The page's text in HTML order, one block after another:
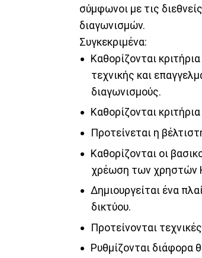
σύμφωνοι με τις
διαγωνισμών.
Συγκεκριμένα:
Καθορίζονται
τεχνικής και
διαγωνισμούς.
Καθορίζονται
Προτείνεται η
Καθορίζονται οι
χρέωση των χρηστών
Δημιουργείται ένα
δικτύου.
Προτείνονται
Ρυθμίζονται διάφορα